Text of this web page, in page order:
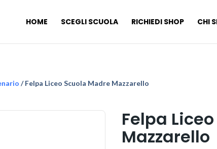
HOME SCEGLI SCUOLA RICHIEDI SHOP CHI
/ Felpa Liceo Scuola Madre Mazzarello
Felpa
Mazzarello